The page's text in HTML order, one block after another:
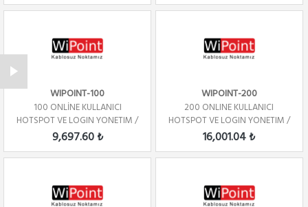
WIPOINT-100
100 ONLİNE KULLANICI
HOTSPOT VE LOGIN YONETIM /
YILLIK
9,697.60 ₺
WIPOINT-200
200 ONLINE KULLANICI
HOTSPOT VE LOGIN YONETIM /
YILLIK
16,001.04 ₺